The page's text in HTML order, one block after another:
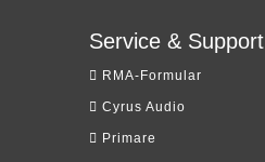
Service & Support
RMA-Formular
Cyrus Audio
Primare